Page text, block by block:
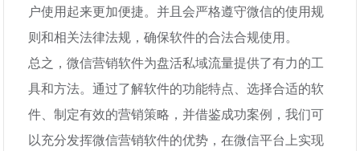
户使用起来更加便捷。并且会严格遵守微信的使用规
则和相关法律法规，确保软件的合法合规使用。
总之，微信营销软件为盘活私域流量提供了有力的工
具和方法。通过了解软件的功能特点、选择合适的软
件、制定有效的营销策略，并借鉴成功案例，我们可
以充分发挥微信营销软件的优势，在微信平台上实现